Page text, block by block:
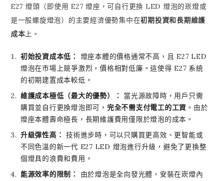
E27 燈頭（即使用 E27 燈座，可自行更換 LED 燈泡的崁燈或
是一般螺旋燈泡）的主要經濟優勢集中在初期投資和長期維護
成本 上。
初始投資成本低：
燈座本體的價格通常不高，且 E27 LED
燈泡在市場上競爭激烈，價格相對低廉。這使得 E27 系統
的初期建置成本較低。
維護成本極低（最大的優勢）：
當光源故障時，用戶只需
購買並自行更換燈泡即可， 完全不需支付電工的工資 。由於
燈座本體壽命極長，長期維護費用僅限於燈泡的成本。
升級彈性高： 技術進步時，可以只購買更高效、更智能或
不同色溫的新一代 E27 LED 燈泡進行升級，避免了更換整
個燈具的浪費和費用。
能源效率的限制：
由於燈泡是全向發光體，安裝在崁燈內